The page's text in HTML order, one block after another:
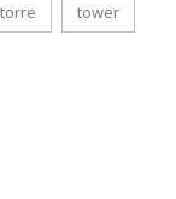
torre tower